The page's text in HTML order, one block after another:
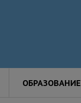
ОБРАЗОВАНИЕ